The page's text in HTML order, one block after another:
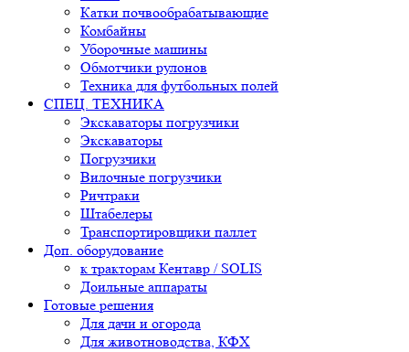
Катки почвообрабатывающие
Комбайны
Уборочные машины
Обмотчики рулонов
Техника для футбольных полей
СПЕЦ. ТЕХНИКА
Экскаваторы погрузчики
Экскаваторы
Погрузчики
Вилочные погрузчики
Ричтраки
Штабелеры
Транспортировщики паллет
Доп. оборудование
к тракторам Кентавр / SOLIS
Доильные аппараты
Готовые решения
Для дачи и огорода
Для животноводства, КФХ